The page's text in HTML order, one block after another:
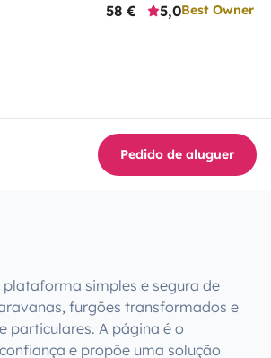
58 €
5,0Best Owner
Pedido de aluguer
plataforma simples e segura de
furgões transformados e
particulares. A página é o
e propõe uma solução